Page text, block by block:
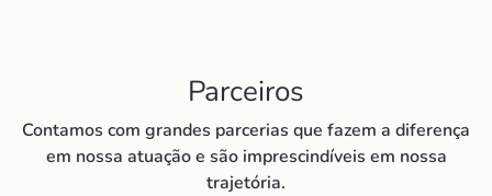
Parceiros
Contamos com grandes parcerias que fazem a diferença
em nossa atuação e são imprescindíveis em nossa
trajetória.